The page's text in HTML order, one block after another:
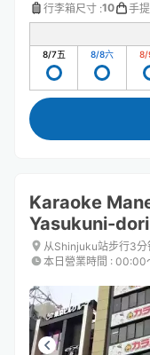
行李箱尺寸 :10 手
8/7五 8/8六 8/
Karaoke
Yasukuni-
从Shinjuku站步行3分
本日營業時間 : 00:00